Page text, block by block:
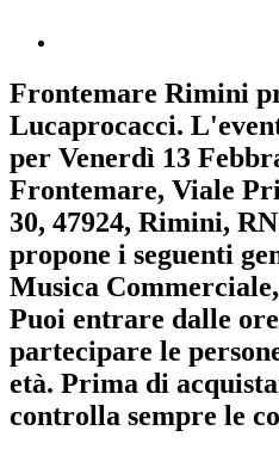
Frontemare Rimini
Lucaprocacci.
per Venerdì 13
Frontemare, Viale
30, 47924, Rimini,
propone i seguenti
Musica Commerciale,
Puoi entrare dalle ore
partecipare le
età. Prima di
controlla sempre le